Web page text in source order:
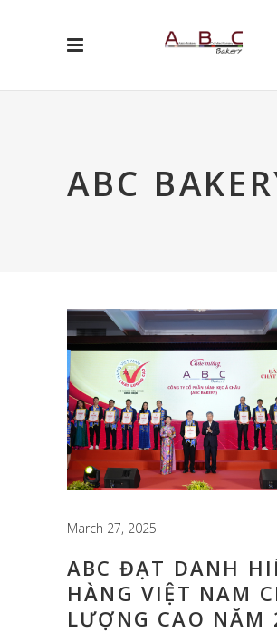
ABC
March 27, 2025
ABC ĐẠT DANH
HÀNG VIỆT NAM
LƯỢNG CAO NĂM